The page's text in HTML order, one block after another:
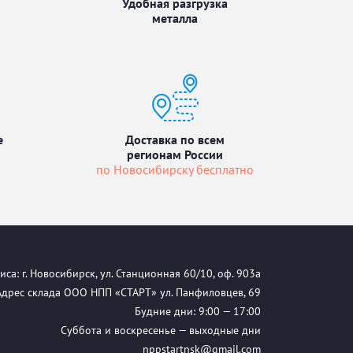
Удобная разгрузка
металла
Доставка по всем
регионам России
по Новосибирску бесплатно
г. Новосибирск, ул. Станционная 60/10, оф. 903а
склада ООО НПП «СТАРТ» ул. Панфиловцев, 69
Будние дни: 9:00 — 17:00
Суббота и воскресенье — выходные дни
nppstartnsk@gmail.com